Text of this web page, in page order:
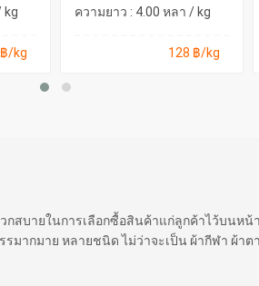
kg
/kg
ความยาว : 4.00 หลา / kg
128 ฿/kg
สบายในการเลือกซื้อสินค้าแก่ลูกค้าไว้บนหน้
มากมาย หลายชนิด ไม่ว่าจะเป็น ผ้ากีฬา ผ้าต